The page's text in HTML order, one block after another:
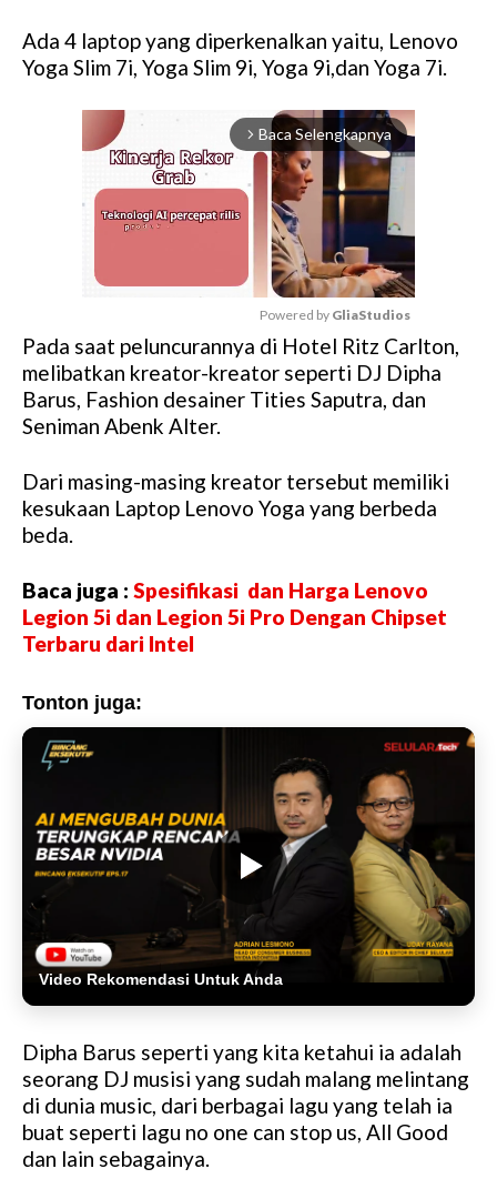
Ada 4 laptop yang diperkenalkan yaitu, Lenovo
Yoga Slim 7i, Yoga Slim 9i, Yoga 9i,dan Yoga 7i.
arrow_forward_ios Baca Selengkapnya
M
u
t
Powered by GliaStudios
Pada saat peluncurannya di Hotel Ritz Carlton,
melibatkan kreator-kreator seperti DJ Dipha
Barus, Fashion desainer Tities Saputra, dan
Seniman Abenk Alter.
Dari masing-masing kreator tersebut memiliki
kesukaan Laptop Lenovo Yoga yang berbeda
beda.
Baca juga : Spesifikasi dan Harga Lenovo
Legion 5i dan Legion 5i Pro Dengan Chipset
Terbaru dari Intel
Tonton juga:
Video Rekomendasi Untuk Anda
Dipha Barus seperti yang kita ketahui ia adalah
seorang DJ musisi yang sudah malang melintang
di dunia music, dari berbagai lagu yang telah ia
buat seperti lagu no one can stop us, All Good
dan lain sebagainya.